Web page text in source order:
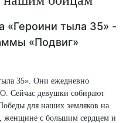
«Героини тыла 35» -
«Подвиг»
35». Они ежедневно
Сейчас девушки собирают
для наших земляков на
женщине с большим сердцем и